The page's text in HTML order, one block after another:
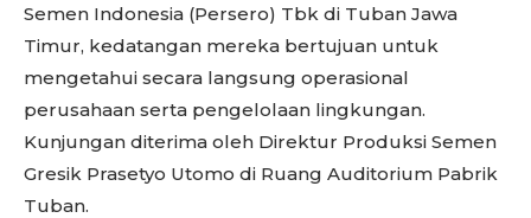
Semen Indonesia (Persero) Tbk di Tuban Jawa
Timur, kedatangan mereka bertujuan untuk
mengetahui secara langsung operasional
perusahaan serta pengelolaan lingkungan.
Kunjungan diterima oleh Direktur Produksi Semen
Gresik Prasetyo Utomo di Ruang Auditorium Pabrik
Tuban.